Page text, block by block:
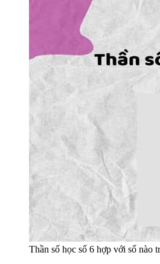
Thần số học số 6 hợp với số nào